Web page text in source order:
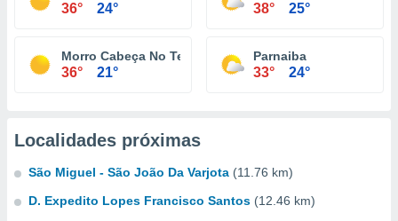
36° 24° 38° 25°
Morro Cabeça No Tempo
36° 21°
Parnaiba
33° 24°
Localidades próximas
São Miguel - São João Da Varjota (11.76 km)
D. Expedito Lopes Francisco Santos (12.46 km)